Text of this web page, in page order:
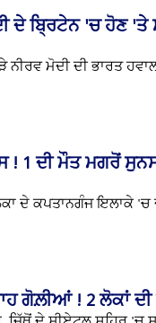
ਦੇ ਬ੍ਰਿਟੇਨ 'ਚ ਹੋਣ
ਮੋਦੀ ਦੀ ਭਾਰਤ
1 ਦੀ ਮੌਤ ਮਗਰੋਂ
ਦੇ ਕਪਤਾਨਗੰਜ ਇਲਾਕੇ
! 2 ਲੋਕਾਂ ਦੀ